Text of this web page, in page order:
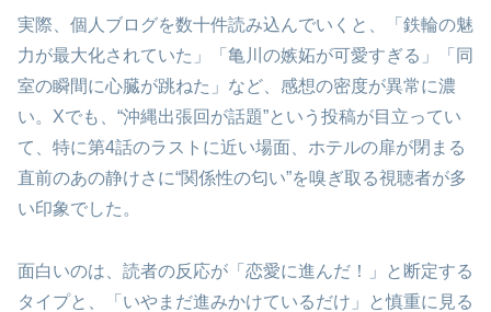
実際、個人ブログを数十件読み込んでいくと、「鉄輪の魅
力が最大化されていた」「亀川の嫉妬が可愛すぎる」「同
室の瞬間に心臓が跳ねた」など、感想の密度が異常に濃
い。Xでも、“沖縄出張回が話題”という投稿が目立ってい
て、特に第4話のラストに近い場面、ホテルの扉が閉まる
直前のあの静けさに“関係性の匂い”を嗅ぎ取る視聴者が多
い印象でした。
面白いのは、読者の反応が「恋愛に進んだ！」と断定する
タイプと、「いやまだ進みかけているだけ」と慎重に見る